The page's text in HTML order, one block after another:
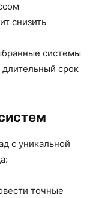
снизить
системы
срок
с уникальной
точные